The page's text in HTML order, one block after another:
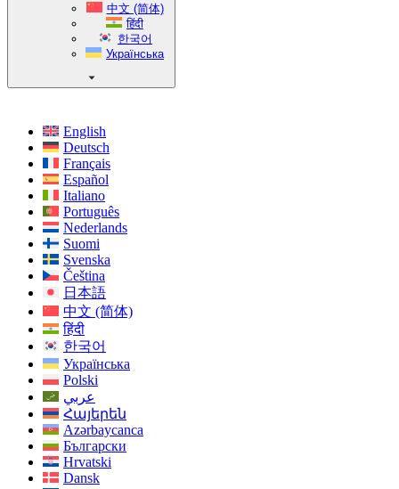
中文 (简体)
हिंदी
한국어
Українська
English
Deutsch
Français
Español
Italiano
Português
Nederlands
Suomi
Svenska
Čeština
日本語
中文 (简体)
हिंदी
한국어
Українська
Polski
عربي
Հայերեն
Azərbaycanca
Български
Hrvatski
Dansk